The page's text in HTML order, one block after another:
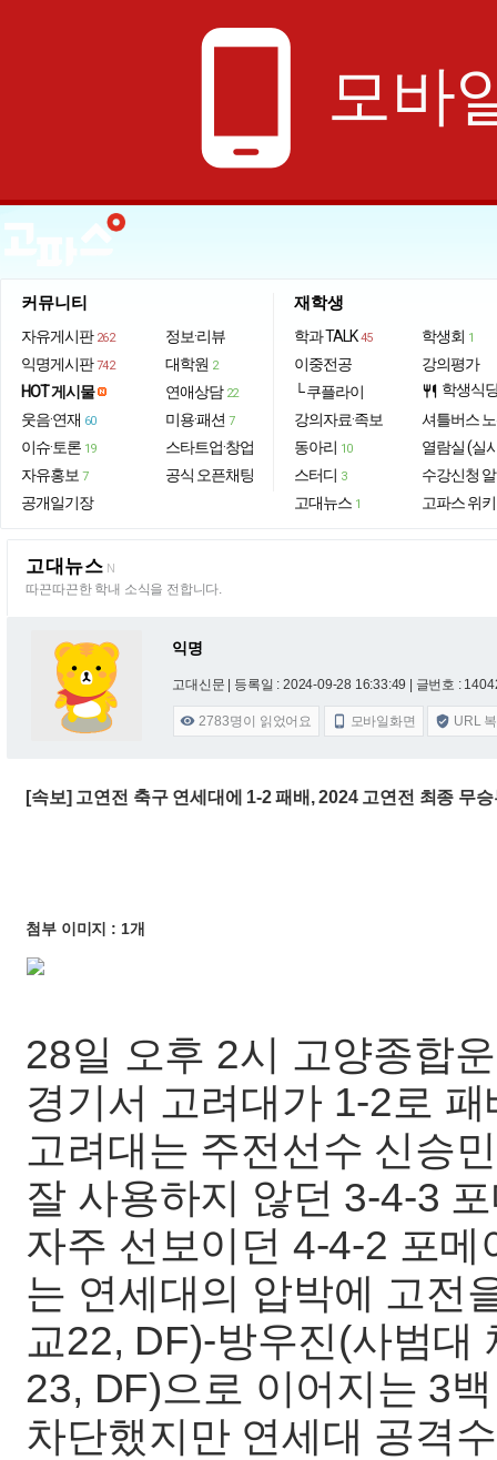
phone_android 모바
커뮤니티
자유게시판 262
익명게시판 742
HOT 게시물
웃음·연재 60
이슈·토론 19
자유홍보 7
공개일기장
정보·리뷰
대학원 2
연애상담 22
미용·패션 7
스타트업·창업
공식 오픈채팅
재학생
학과 TALK 45
이중전공
└ 쿠플라이
강의자료·족보
동아리 10
스터디 3
고대뉴스 1
학생회 1
강의평가
restaurant 학생식
셔틀버스
열람실 (실
수강신청
고파스 위키
고대뉴스 N
따끈따끈한 학내 소식을 전합니다.
익명
고대신문 | 등록일 : 2024-09-28 16:33:49 | 글번호 :
 2783명이 읽었어요  모바일화면  URL
[속보] 고연전 축구 연세대에 1-2 패배, 2024 고연전 최종 무
첨부 이미지 : 1개
28일 오후 2시 고양종합
경기서 고려대가 1-2로
고려대는 주전선수 신승
잘 사용하지 않던 3-4-3
자주 선보이던 4-4-2 포
는 연세대의 압박에 고전
교22, DF)-방우진(사범대
23, DF)으로 이어지는 3
차단했지만 연세대 공격